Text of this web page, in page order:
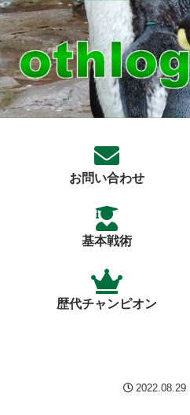
お問い合わせ
基本戦術
歴代チャンピオン
2022.08.29